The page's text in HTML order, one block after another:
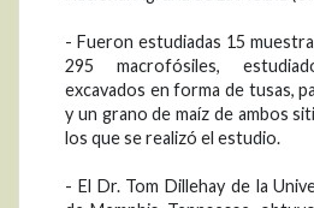
- Fueron estudiadas 15
295 macrofósiles,
excavados en forma de tusas,
y un grano de maíz de ambos
los que se realizó el estudio.
- El Dr. Tom Dillehay de la